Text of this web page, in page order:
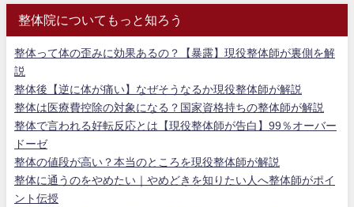
整体院についてもっと知ろう
整体って体の歪みに効果あるの？【暴露】現役整体師が裏側を解
説
整体後【逆に体が痛い】なぜそうなるか現役整体師が解説
整体は医療費控除の対象になる？国家資格持ちの整体師が解説
整体で言われる好転反応とは【現役整体師が告白】99％オーバー
ドーゼ
整体の値段が高い？本当のところを現役整体師が解説
整体に通うのをやめたい｜やめどきを知りたい人へ整体師がポイ
ント伝授